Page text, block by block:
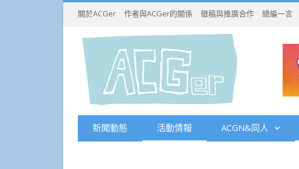
關於ACGer 作者與ACGer的關係 徵稿與推廣合作 總編一言
新聞動態 活動情報 ACGN&同人